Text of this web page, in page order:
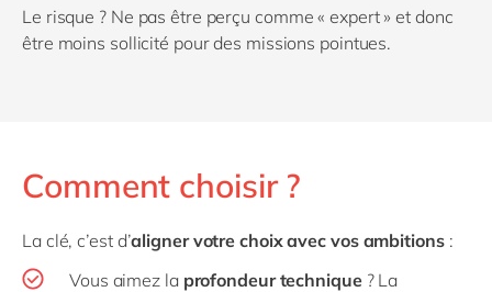
Le risque ? Ne pas être perçu comme « expert » et donc
être moins sollicité pour des missions pointues.
Comment choisir ?
La clé, c’est d’aligner votre choix avec vos ambitions:
Vous aimez la profondeur technique? La